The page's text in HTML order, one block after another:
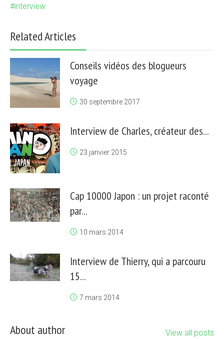
interview
Related Articles
Conseils vidéos des blogueurs
voyage
30 septembre 2017
Interview de Charles, créateur des...
23 janvier 2015
Cap 10000 Japon : un projet raconté
par...
10 mars 2014
Interview de Thierry, qui a parcouru
15...
7 mars 2014
About author View all posts